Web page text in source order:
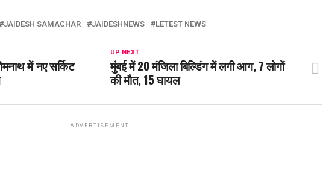
JAIDESH SAMACHAR JAIDESHNEWS LETEST NEWS
UP NEXT
मुंबई में 20 मंजिला बिल्डिंग में लगी आग, 7 लोगों
की मौत, 15 घायल
में नए सर्किट
ADVERTISEMENT